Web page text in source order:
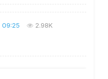
09:25 2.98K